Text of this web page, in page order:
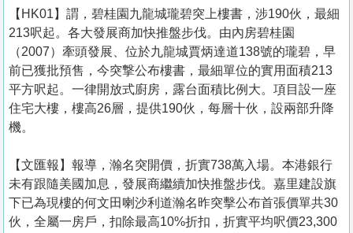
【HK01】謂，碧桂園九龍城瓏碧突上樓書，涉190伙，最細
213呎起。各大發展商加快推盤步伐。由內房碧桂園
（2007）牽頭發展、位於九龍城賈炳達道138號的瓏碧，早
前已獲批預售，今突撃公布樓書，最細單位的實用面積213
平方呎起。一律開放式廚房，露台面積比例大。項目設一座
住宅大樓，樓高26層，提供190伙，每層十伙，設兩部升降
機。
【文匯報】報導，瀚名突開價，折實738萬入場。本港銀行
未有跟隨美國加息，發展商繼續加快推盤步伐。嘉里建設旗
下已為現樓的何文田喇沙利道瀚名昨突擊公布首張價單共30
伙，全屬一房戶，扣除最高10%折扣，折實平均呎價23,300